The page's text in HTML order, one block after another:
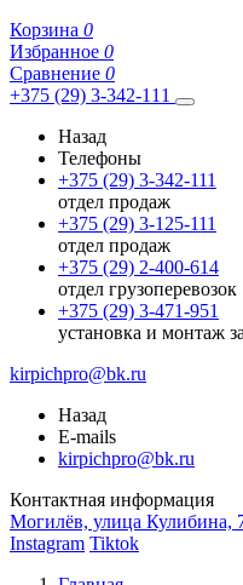
Корзина 0
Избранное 0
Сравнение 0
+375 (29) 3-342-111
Назад
Телефоны
+375 (29) 3-342-111
отдел продаж
+375 (29) 3-125-111
отдел продаж
+375 (29) 2-400-614
отдел грузоперевозок
+375 (29) 3-471-951
установка и монтаж
kirpichpro@bk.ru
Назад
E-mails
kirpichpro@bk.ru
Контактная информация
Могилёв, улица Кулибина,
Instagram Tiktok